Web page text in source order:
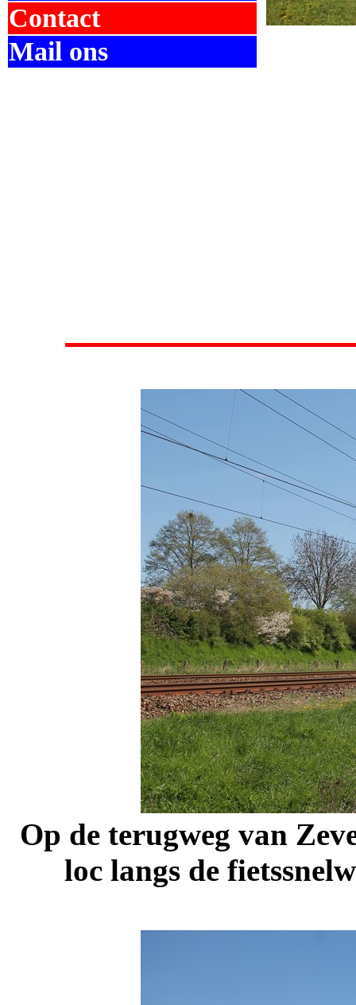
Contact
Mail ons
Op de terugweg van
loc langs de